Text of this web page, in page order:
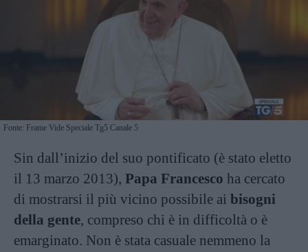
Fonte: Frame Vide Speciale Tg5 Canale 5
Sin dall’inizio del suo pontificato (è stato eletto
il 13 marzo 2013), Papa Francesco ha cercato
di mostrarsi il più vicino possibile ai bisogni
della gente, compreso chi è in difficoltà o è
emarginato. Non è stata casuale nemmeno la